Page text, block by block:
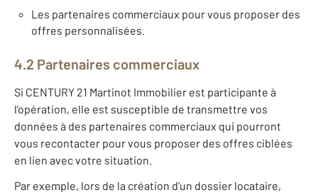
Les partenaires commerciaux pour vous proposer des
offres personnalisées.
4.2 Partenaires commerciaux
Si CENTURY 21 Martinot Immobilier est participante à
l’opération, elle est susceptible de transmettre vos
données à des partenaires commerciaux qui pourront
vous recontacter pour vous proposer des offres ciblées
en lien avec votre situation.
Par exemple, lors de la création d’un dossier locataire,